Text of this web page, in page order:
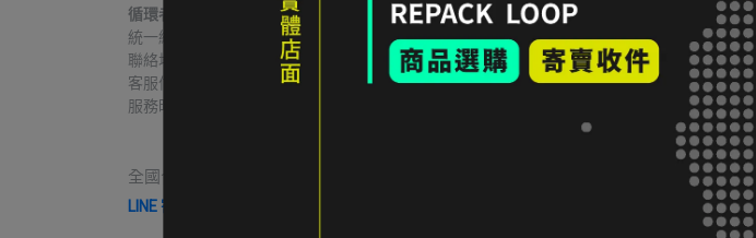
循環者商行
統一編號｜60806271
聯絡地址｜台中市北區益華街74號
客服信箱｜contact@re-pack.co
服務時間｜Mon. - Fri 14:00 - 19:00
全國合作實體收件店點｜請先完成LINE線上寄售確認流程再前往送件
LINE 寄售諮詢 & 開始寄售送件